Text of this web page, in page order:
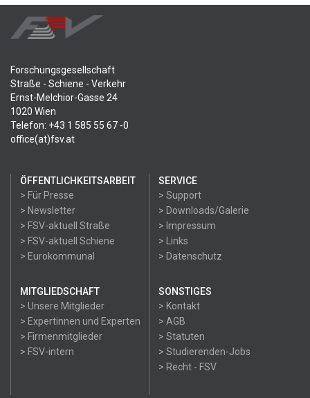
Forschungsgesellschaft
Straße - Schiene - Verkehr
Ernst-Melchior-Gasse 24
1020 Wien
Telefon: +43 1 585 55 67 -0
office(at)fsv.at
ÖFFENTLICHKEITSARBEIT
> Für Presse
> Newsletter
> FSV-aktuell Straße
> FSV-aktuell Schiene
> Eurokommunal
SERVICE
> Support
> Downloads/Galerie
> Impressum
> Links
> Datenschutz
MITGLIEDSCHAFT
> Unsere Mitglieder
> Expertinnen und Experten
> Firmenmitglieder
> FSV-intern
SONSTIGES
> Kontakt
> AGB
> Statuten
> Studierenden-Jobs
> Recht - FSV